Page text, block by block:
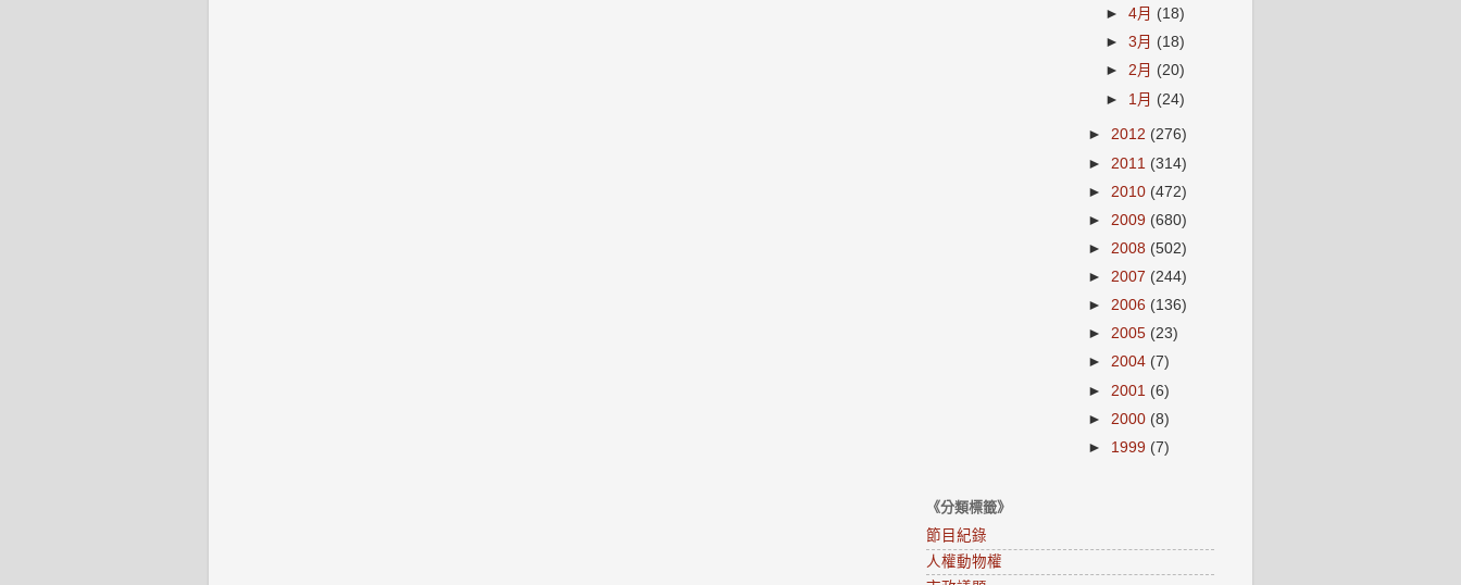
►4月 (18)
►3月 (18)
►2月 (20)
► 1月 (24)
► 2012 (276)
► 2011 (314)
► 2010 (472)
► 2009 (680)
► 2008 (502)
► 2007 (244)
► 2006 (136)
► 2005 (23)
► 2004 (7)
► 2001 (6)
► 2000 (8)
► 1999 (7)
《分類標籤》
節目紀錄
人權動物權